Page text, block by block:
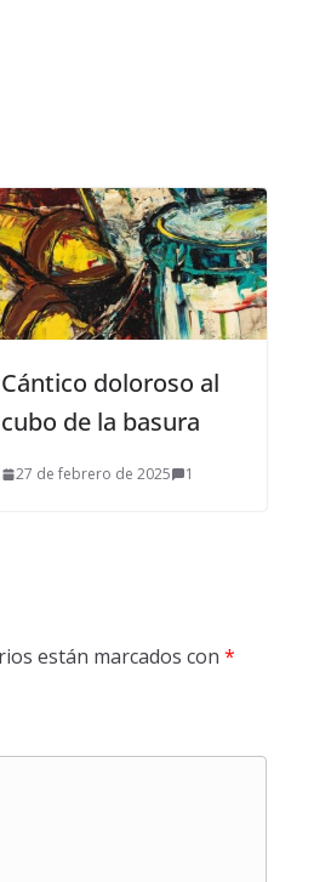
Cántico doloroso al
cubo de la basura
27 de febrero de 2025 1
están marcados con *